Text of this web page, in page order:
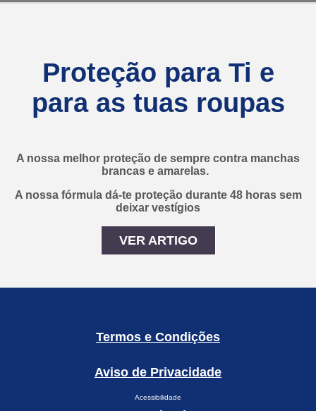
Proteção para Ti e
para as tuas roupas
A nossa melhor proteção de sempre contra manchas
brancas e amarelas.
A nossa fórmula dá-te proteção durante 48 horas sem
deixar vestígios
VER ARTIGOProteção para Ti e para
Termos e Condições
Aviso de Privacidade
Acessibilidade